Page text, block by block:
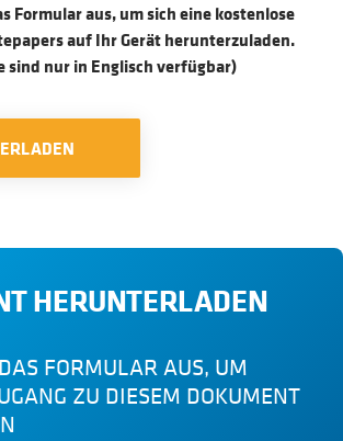
Formular aus, um sich eine kostenlose
auf Ihr Gerät herunterzuladen.
sind nur in Englisch verfügbar)
HERUNTERLADEN
FORMULAR AUS, UM
ZU DIESEM DOKUMENT